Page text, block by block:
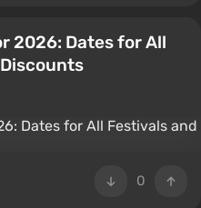
2026: Dates for All
0